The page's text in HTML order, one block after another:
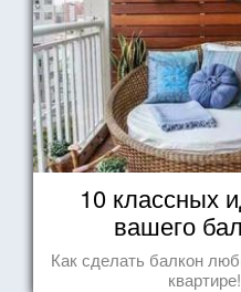
10 классных
вашего
Как сделать балкон
квартире!